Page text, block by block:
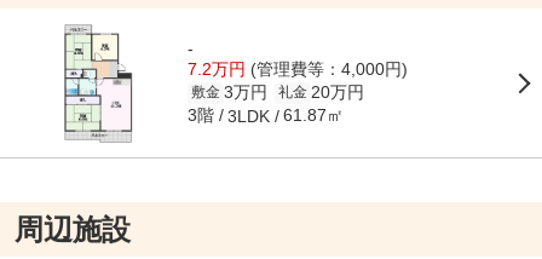
-
7.2万円 (管理費等：4,000円)
敷金 3万円 礼金 20万円
3階 3LDK 61.87㎡
周辺施設